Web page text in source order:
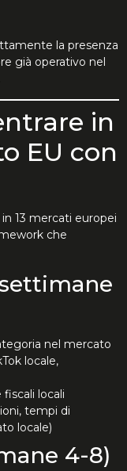
la presenza
già operativo nel
in
EU con
13 mercati europei
che
nel mercato
locale,
locali
tempi di
locale)
4-8)